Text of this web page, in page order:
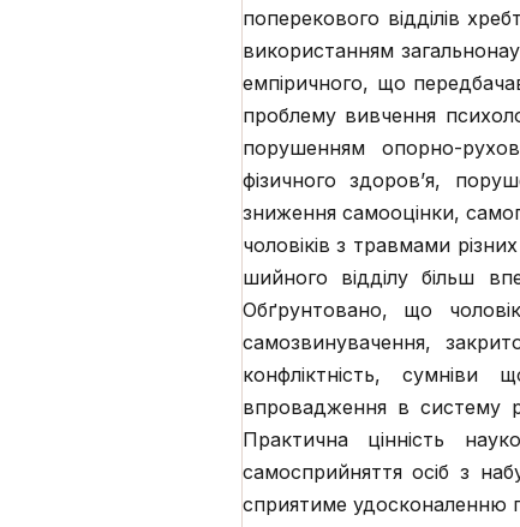
поперекового відділів
використанням
емпіричного, що
проблему вивчення
порушенням опорно-
фізичного здоров’я,
зниження самооцінки,
чоловіків з травмами
шийного відділу більш
Обґрунтовано, що
самозвинувачення,
конфліктність,
впровадження в систему
Практична цінність
самосприйняття осіб з
сприятиме удосконаленню